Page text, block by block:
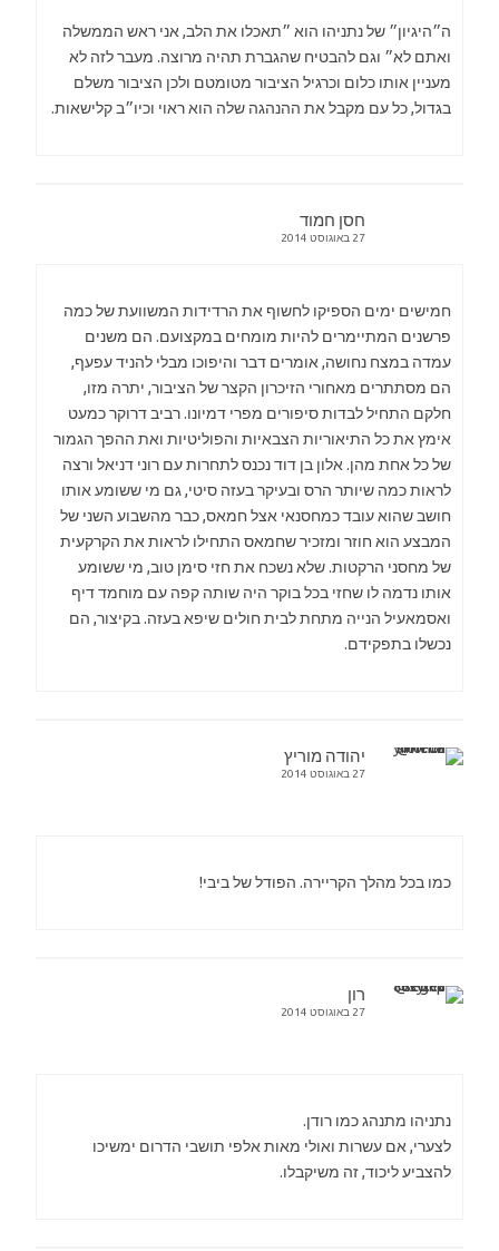
ה״היגיון״ של נתניהו הוא ״תאכלו את הלב, אני ראש הממשלה
ואתם לא״ וגם להבטיח שהגברת תהיה מרוצה. מעבר לזה לא
מעניין אותו כלום וכרגיל הציבור מטומטם ולכן הציבור משלם
בגדול, כל עם מקבל את ההנהגה שלה הוא ראוי וכיו״ב קלישאות.
חסן חמוד
27 באוגוסט 2014
חמישים ימים הספיקו לחשוף את הרדידות המשוועת של כמה
פרשנים המתיימרים להיות מומחים במקצועם. הם משנים
עמדה במצח נחושה, אומרים דבר והיפוכו מבלי להניד עפעף,
הם מסתתרים מאחורי הזיכרון הקצר של הציבור, יתרה מזו,
חלקם התחיל לבדות סיפורים מפרי דמיונו. רביב דרוקר כמעט
אימץ את כל התיאוריות הצבאיות והפוליטיות ואת ההפך הגמור
של כל אחת מהן. אלון בן דוד נכנס לתחרות עם רוני דניאל ורצה
לראות כמה שיותר הרס ובעיקר בעזה סיטי, גם מי ששומע אותו
חושב שהוא עובד כמחסנאי אצל חמאס, כבר מהשבוע השני של
המבצע הוא חוזר ומזכיר שחמאס התחילו לראות את הקרקעית
של מחסני הרקטות. שלא נשכח את חזי סימן טוב, מי ששומע
אותו נדמה לו שחזי בכל בוקר היה שותה קפה עם מוחמד דיף
ואסמאעיל הנייה מתחת לבית חולים שיפא בעזה. בקיצור, הם
נכשלו בתפקידם.
יהודה מוריץ
27 באוגוסט 2014
כמו בכל מהלך הקריירה. הפודל של ביבי!
רון
27 באוגוסט 2014
נתניהו מתנהג כמו רודן.
לצערי, אם עשרות ואולי מאות אלפי תושבי הדרום ימשיכו
להצביע ליכוד, זה משיקבלו.